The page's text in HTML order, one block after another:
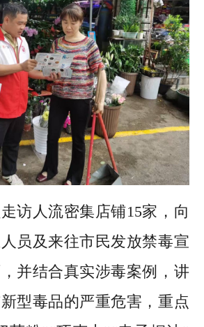
访人流密集店铺15家，向
员及来往市民发放禁毒宣
并结合真实涉毒案例，讲
型毒品的严重危害，重点